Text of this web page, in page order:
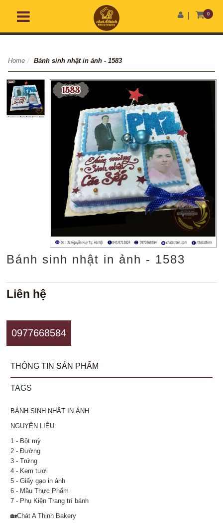
0
Home / Bánh sinh nhật in ảnh - 1583
Bánh sinh nhật in ảnh - 1583
Liên hệ
0977668584
THÔNG TIN SẢN PHẨM
TAGS
BÁNH SINH NHẬT IN ẢNH
NGUYÊN LIỆU:
1 - Bột mỳ
2 - Đường
3 - Trứng
4 - Kem tươi
5 - Giấy gạo in ảnh
6 - Mầu Thực Phẩm
7 - Phụ Kiện Trang trí bánh
🏡Chát A Thịnh Bakery